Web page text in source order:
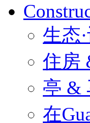
生态
住房
亭 &
在